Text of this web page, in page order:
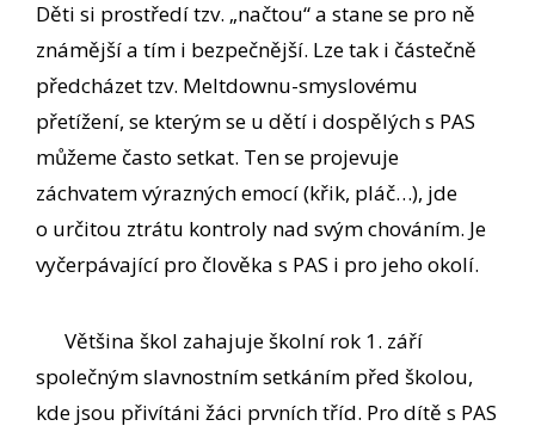
Děti si prostředí tzv. „načtou“ a stane se pro ně
známější a tím i bezpečnější. Lze tak i částečně
předcházet tzv. Meltdownu-smyslovému
přetížení, se kterým se u dětí i dospělých s PAS
můžeme často setkat. Ten se projevuje
záchvatem výrazných emocí (křik, pláč…), jde
o určitou ztrátu kontroly nad svým chováním. Je
vyčerpávající pro člověka s PAS i pro jeho okolí.
Většina škol zahajuje školní rok 1. září
společným slavnostním setkáním před školou,
kde jsou přivítáni žáci prvních tříd. Pro dítě s PAS